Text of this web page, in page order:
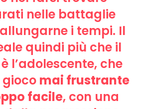
nelle battaglie
i tempi. Il
quindi più che il
l’adolescente, che
mai frustrante
facile, con una